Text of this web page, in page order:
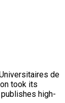
de
took its
high-